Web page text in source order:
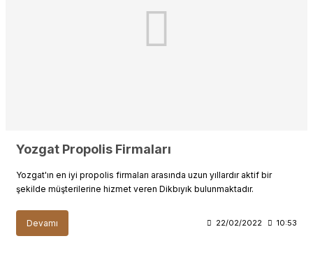
Yozgat Propolis Firmaları
Yozgat'ın en iyi propolis firmaları arasında uzun yıllardır aktif bir
şekilde müşterilerine hizmet veren Dikbıyık bulunmaktadır.
Devamı 22/02/2022 10:53